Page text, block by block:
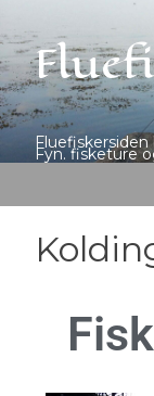
Fyn. fisketure